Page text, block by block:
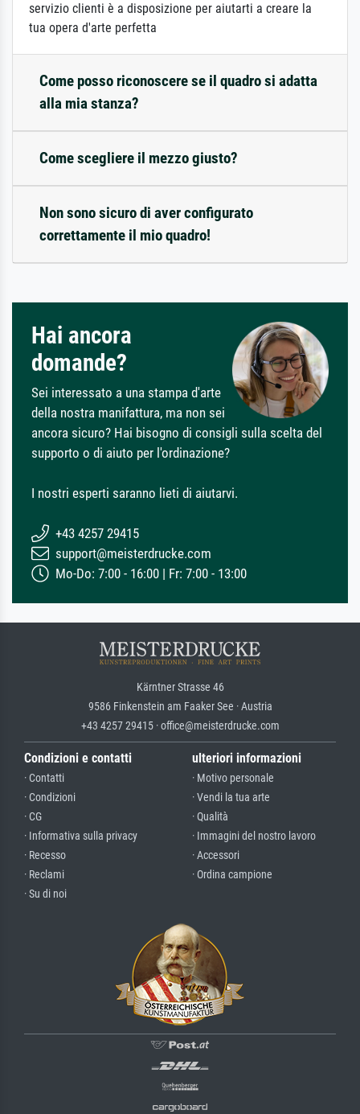
servizio clienti è a disposizione per aiutarti a creare la
tua opera d'arte perfetta
Come posso riconoscere se il quadro si adatta
alla mia stanza?
Come scegliere il mezzo giusto?
Non sono sicuro di aver configurato
correttamente il mio quadro!
Hai ancora
domande?
Sei interessato a una stampa d'arte
della nostra manifattura, ma non sei
ancora sicuro? Hai bisogno di consigli sulla scelta del
supporto o di aiuto per l'ordinazione?
I nostri esperti saranno lieti di aiutarvi.
+43 4257 29415
support@meisterdrucke.com
Mo-Do: 7:00 - 16:00 | Fr: 7:00 - 13:00
Kärntner Strasse 46
9586 Finkenstein am Faaker See · Austria
+43 4257 29415 · office@meisterdrucke.com
Condizioni e contatti
· Contatti
· Condizioni
· CG
· Informativa sulla privacy
· Recesso
· Reclami
· Su di noi
ulteriori informazioni
· Motivo personale
· Vendi la tua arte
· Qualità
· Immagini del nostro lavoro
· Accessori
· Ordina campione